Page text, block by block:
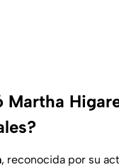
Martha
, reconocida por su